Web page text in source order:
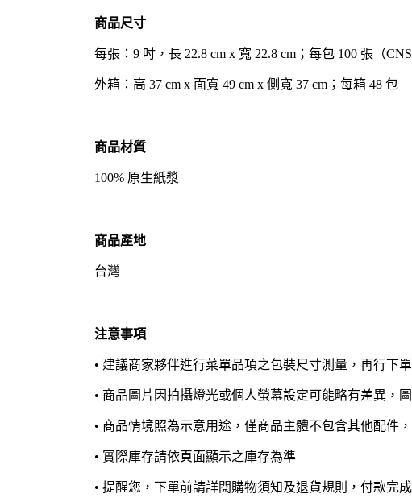
商品尺寸
每張：9 吋，長 22.8 cm x 寬 22.8 cm；每包 100 張（CNS
外箱：高 37 cm x 面寬 49 cm x 側寬 37 cm；每箱 48 包
商品材質
100% 原生紙漿
商品產地
台灣
注意事項
• 建議商家夥伴進行菜單品項之包裝尺寸測量，再行下單
• 商品圖片因拍攝燈光或個人螢幕設定可能略有差異，
• 商品情境照為示意用途，僅商品主體不包含其他配件
• 實際庫存請依頁面顯示之庫存為準
• 提醒您，下單前請詳閱購物須知及退貨規則，付款完